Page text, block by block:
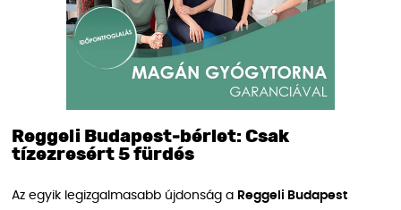
Reggeli Budapest‑bérlet: Csak
tízezresért 5 fürdés
Az egyik legizgalmasabb újdonság a Reggeli Budapest